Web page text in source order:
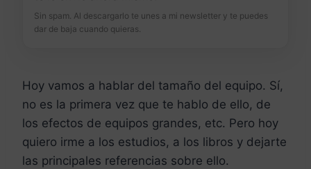
Sin spam. Al descargarlo te unes a mi newsletter y te puedes
dar de baja cuando quieras.
Hoy vamos a hablar del tamaño del equipo. Sí,
no es la primera vez que te hablo de ello, de
los efectos de equipos grandes, etc. Pero hoy
quiero irme a los estudios, a los libros y dejarte
las principales referencias sobre ello.